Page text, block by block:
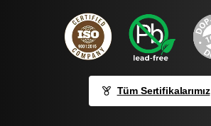
Tüm Sertifikalarımız